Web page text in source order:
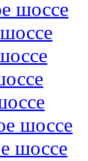
шоссе
шоссе
шоссе